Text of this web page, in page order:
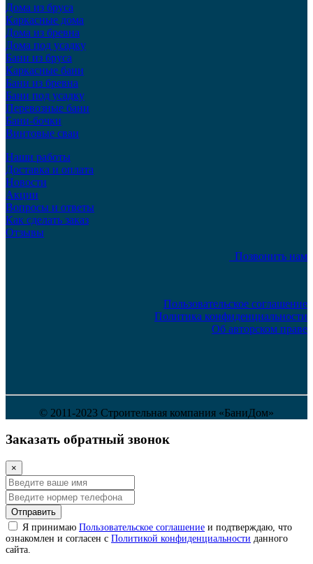
Дома из бруса
Каркасные дома
Дома из бревна
Дома под усадку
Бани из бруса
Каркасные бани
Бани из бревна
Бани под усадку
Перевозные бани
Бани-бочки
Винтовые сваи
Наши работы
Доставка и оплата
Новости
Акции
Вопросы и ответы
Как сделать заказ
Отзывы
Позвонить нам
Пользовательское соглашение
Политика конфиденциальности
Об авторском праве
© 2011-2023 Строительная компания «БаниДом»
Заказать обратный звонок
×
Отправить
Я принимаю Пользовательское соглашение и подтверждаю, что
ознакомлен и согласен с Политикой конфиденциальности данного
сайта.